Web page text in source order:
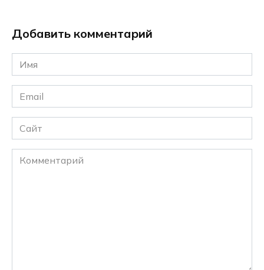
Добавить комментарий
Имя
*
Email
*
Сайт
Комментарий